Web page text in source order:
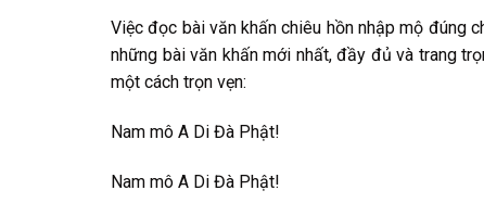
Việc đọc bài văn khấn chiêu hồn nhập mộ đúng
những bài văn khấn mới nhất, đầy đủ và trang
một cách trọn vẹn:
Nam mô A Di Đà Phật!
Nam mô A Di Đà Phật!